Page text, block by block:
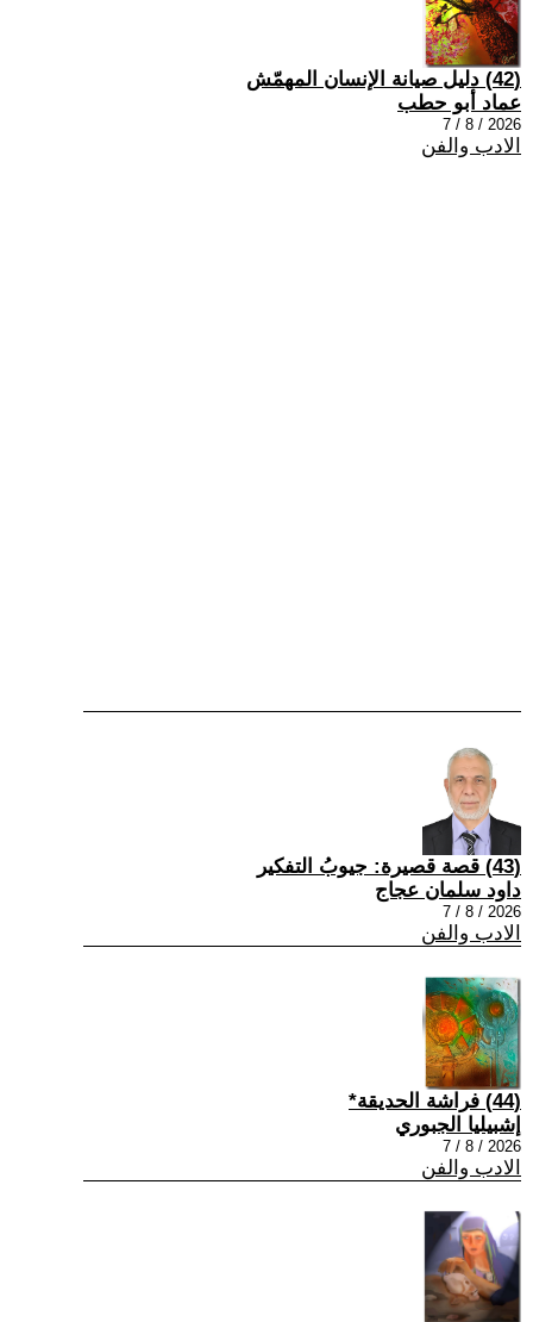
(42) دليل صيانة الإنسان المهمّش
عماد أبو حطب
2026 / 8 / 7
الادب والفن
(43) قصة قصيرة: جيوبُ التفكير
داود سلمان عجاج
2026 / 8 / 7
الادب والفن
(44) فراشة الحديقة*
إشبيليا الجبوري
2026 / 8 / 7
الادب والفن